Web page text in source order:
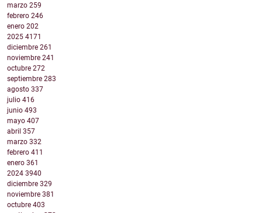
marzo 259
febrero 246
enero 202
2025 4171
diciembre 261
noviembre 241
octubre 272
septiembre 283
agosto 337
julio 416
junio 493
mayo 407
abril 357
marzo 332
febrero 411
enero 361
2024 3940
diciembre 329
noviembre 381
octubre 403